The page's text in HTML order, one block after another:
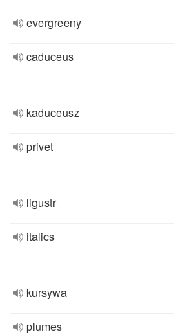
evergreeny
caduceus
kaduceusz
privet
ligustr
italics
kursywa
plumes